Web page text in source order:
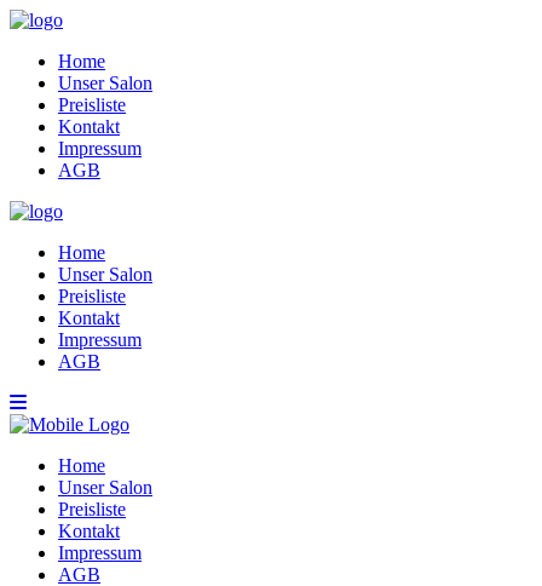
Home
Unser Salon
Preisliste
Kontakt
Impressum
AGB
Home
Unser Salon
Preisliste
Kontakt
Impressum
AGB
Home
Unser Salon
Preisliste
Kontakt
Impressum
AGB